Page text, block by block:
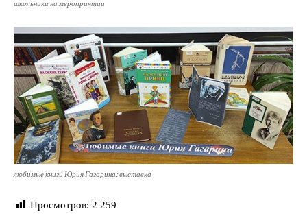
школьники на мероприятии
любимые книги Юрия Гагарина: выставка
Просмотров: 2 259